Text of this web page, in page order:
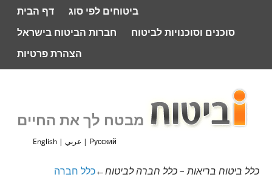
דף הבית
ביטוחים לפי סוג
חברות הביטוח בישראל
סוכנים וסוכנויות לביטוח
הצהרת פרטיות
מבטח לך את החיים
Русский
| عربي |
English
כלל ביטוח בריאות – כלל חברה לביטוח←כלל חברה